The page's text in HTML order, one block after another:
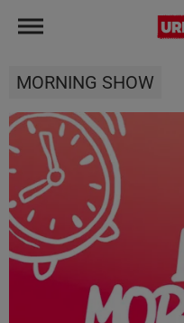
MORNING SHOW